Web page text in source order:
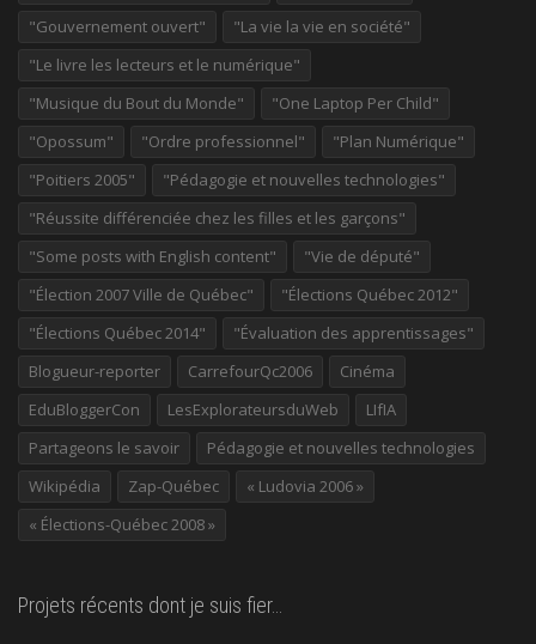
"Gouvernement ouvert"
"La vie la vie en société"
"Le livre les lecteurs et le numérique"
"Musique du Bout du Monde"
"One Laptop Per Child"
"Opossum"
"Ordre professionnel"
"Plan Numérique"
"Poitiers 2005"
"Pédagogie et nouvelles technologies"
"Réussite différenciée chez les filles et les garçons"
"Some posts with English content"
"Vie de député"
"Élection 2007 Ville de Québec"
"Élections Québec 2012"
"Élections Québec 2014"
"Évaluation des apprentissages"
Blogueur-reporter
CarrefourQc2006
Cinéma
EduBloggerCon
LesExplorateursduWeb
LIfIA
Partageons le savoir
Pédagogie et nouvelles technologies
Wikipédia
Zap-Québec
« Ludovia 2006 »
« Élections-Québec 2008 »
Projets récents dont je suis fier…